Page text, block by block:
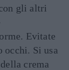
gli altri
Evitate
occhi. Si usa
crema